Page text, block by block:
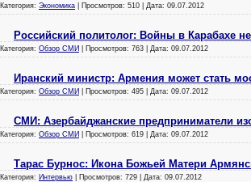
Категория: Экономика | Просмотров: 510 | Дата: 09.07.2012
Российский политолог: Войны в Карабахе
Категория: Обзор СМИ | Просмотров: 763 | Дата: 09.07.2012
Иранский министр: Армения может стать
Категория: Обзор СМИ | Просмотров: 495 | Дата: 09.07.2012
СМИ: Азербайджанские предприниматели
Категория: Обзор СМИ | Просмотров: 619 | Дата: 09.07.2012
Тарас Бурнос: Икона Божьей Матери
Категория: Интервью | Просмотров: 729 | Дата: 09.07.2012